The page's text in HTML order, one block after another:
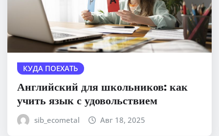
КУДА ПОЕХАТЬ
Английский для школьников: как
учить язык с удовольствием
sib_ecometal Авг 18, 2025